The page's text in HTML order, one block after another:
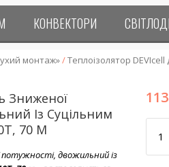
КОНВЕКТОРИ
монтаж»/Теплоізолятор
Зниженої
Із Суцільним
70 М
потужності, двожильний із